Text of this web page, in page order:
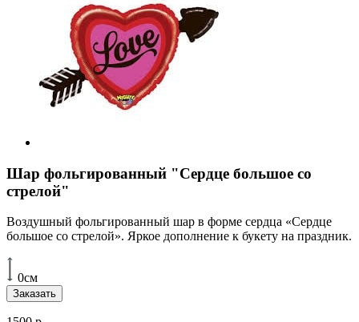
Шар фольгированный "Сердце большое со
стрелой"
Воздушный фольгированный шар в форме сердца «Сердце
большое со стрелой». Яркое дополнение к букету на праздник.
0см
Заказать